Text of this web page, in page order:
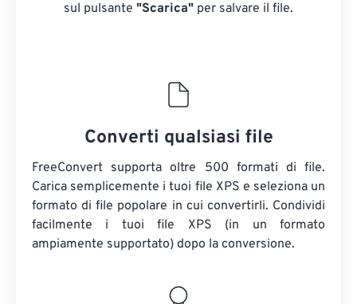
sul pulsante "Scarica" ​​per salvare il file.
Converti qualsiasi file
FreeConvert supporta oltre 500 formati di file.
Carica semplicemente i tuoi file XPS e seleziona un
formato di file popolare in cui convertirli. Condividi
facilmente i tuoi file XPS (in un formato
ampiamente supportato) dopo la conversione.